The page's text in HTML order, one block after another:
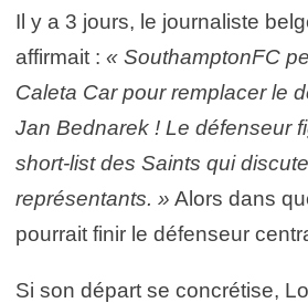
Il y a 3 jours, le journaliste
affirmait : « SouthamptonFC
Caleta Car pour remplacer le
Jan Bednarek ! Le défenseur
short-list des Saints qui
représentants. » Alors dans
pourrait finir le défenseur
Si son départ se concrétise,